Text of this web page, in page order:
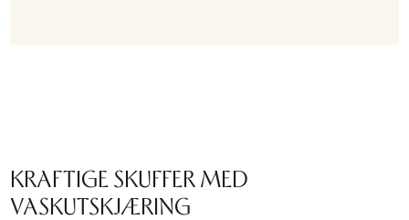
KRAFTIGE SKUFFER MED
VASKUTSKJÆRING